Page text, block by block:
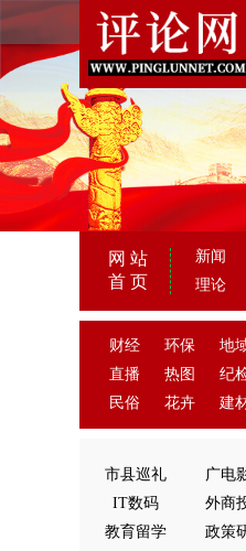
网 站
首 页
新闻
理论
财经 环保 地
直播
热图 纪
民俗
花卉 建
市县巡礼 广电
IT数码
外商
教育留学
政策